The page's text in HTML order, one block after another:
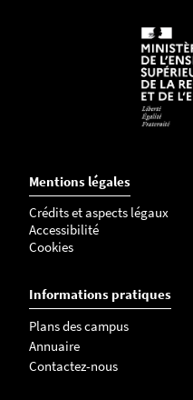
Mentions légales
Crédits et aspects légaux
Accessibilité
Cookies
Informations pratiques
Plans des campus
Annuaire
Contactez-nous